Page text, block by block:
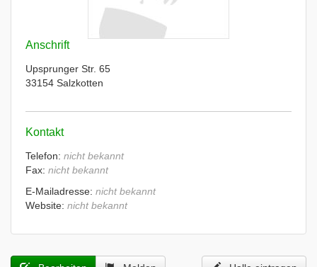
Anschrift
Upsprunger Str. 65
33154 Salzkotten
Kontakt
Telefon: nicht bekannt
Fax: nicht bekannt
E-Mailadresse: nicht bekannt
Website: nicht bekannt